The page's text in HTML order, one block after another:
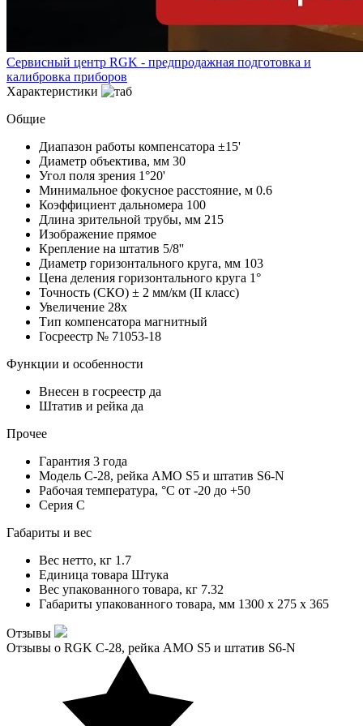
Сервисный центр RGK - предпродажная подготовка и
калибровка приборов
Характеристики
Общие
Диапазон работы компенсатора ±15'
Диаметр объектива, мм 30
Угол поля зрения 1°20'
Минимальное фокусное расстояние, м 0.6
Коэффициент дальномера 100
Длина зрительной трубы, мм 215
Изображение прямое
Крепление на штатив 5/8''
Диаметр горизонтального круга, мм 103
Цена деления горизонтального круга 1°
Точность (СКО) ± 2 мм/км (II класс)
Увеличение 28x
Тип компенсатора магнитный
Госреестр № 71053-18
Функции и особенности
Внесен в госреестр да
Штатив и рейка да
Прочее
Гарантия 3 года
Модель C-28, рейка AMO S5 и штатив S6-N
Рабочая температура, °С от -20 до +50
Серия C
Габариты и вес
Вес нетто, кг 1.7
Единица товара Штука
Вес упакованного товара, кг 7.32
Габариты упакованного товара, мм 1300 x 275 x 365
Отзывы
Отзывы о RGK C-28, рейка AMO S5 и штатив S6-N